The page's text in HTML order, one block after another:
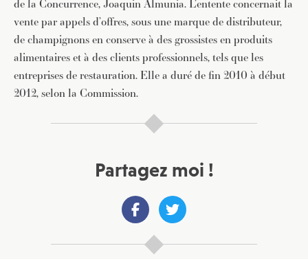
de la Concurrence, Joaquin Almunia. L’entente concernait la
vente par appels d’offres, sous une marque de distributeur,
de champignons en conserve à des grossistes en produits
alimentaires et à des clients professionnels, tels que les
entreprises de restauration. Elle a duré de fin 2010 à début
2012, selon la Commission.
Partagez moi !
JE M'INSCRIS À LA NEWSLETTER
Pour recevoir toutes les deux semaines notre lettre
d’info avec une sélection d’articles …